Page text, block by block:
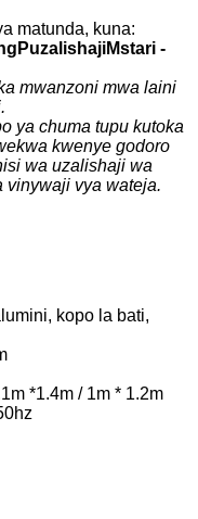
matunda, kuna:
PuzalishajiMstari -
mwanzoni mwa laini
ya chuma tupu kutoka
kwenye godoro
wa uzalishaji wa
vinywaji vya wateja.
kopo la bati,
*1.4m / 1m * 1.2m